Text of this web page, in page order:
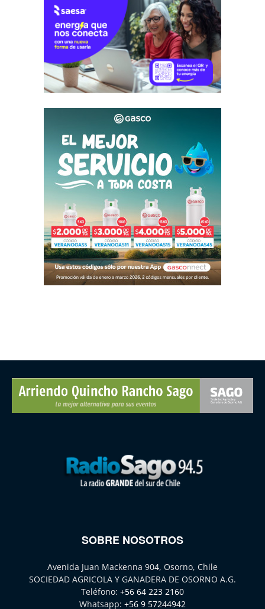
SOBRE NOSOTROS
Avenida Juan Mackenna 904, Osorno, Chile
SOCIEDAD AGRICOLA Y GANADERA DE OSORNO A.G.
Teléfono: +56 64 223 2160
Whatsapp: +56 9 57244942